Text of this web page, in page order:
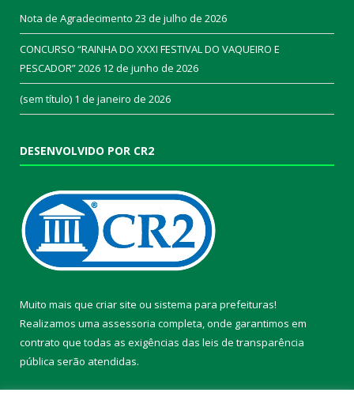
Nota de Agradecimento 23 de julho de 2026
CONCURSO “RAINHA DO XXXI FESTIVAL DO VAQUEIRO E
PESCADOR” 2026 12 de junho de 2026
(sem título) 1 de janeiro de 2026
DESENVOLVIDO POR CR2
Muito mais que criar site ou sistema para prefeituras!
Realizamos uma assessoria completa, onde garantimos em
contrato que todas as exigências das leis de transparência
pública serão atendidas.